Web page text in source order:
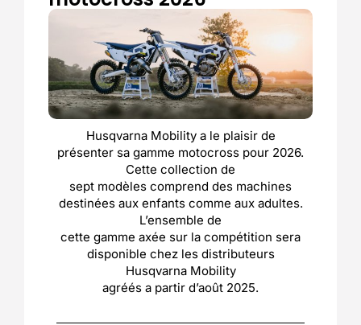
Husqvarna Mobility a le plaisir de
présenter sa gamme motocross pour 2026.
Cette collection de
sept modèles comprend des machines
destinées aux enfants comme aux adultes.
L’ensemble de
cette gamme axée sur la compétition sera
disponible chez les distributeurs
Husqvarna Mobility
agréés a partir d’août 2025.